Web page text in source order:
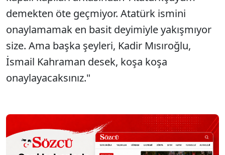
demekten öte geçmiyor. Atatürk ismini
onaylamamak en basit deyimiyle yakışmıyor
size. Ama başka şeyleri, Kadir Mısıroğlu,
İsmail Kahraman desek, koşa koşa
onaylayacaksınız."